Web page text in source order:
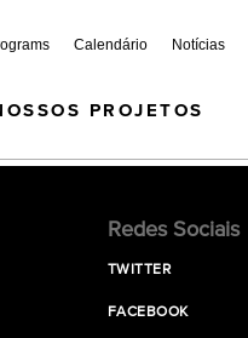
Calendário Notícias
PROJETOS
Redes Sociais
TWITTER
FACEBOOK